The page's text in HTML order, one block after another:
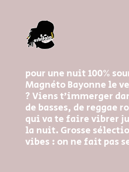
pour une nuit 100%
Magnéto Bayonne le
? Viens t’immerger
de basses, de reggae
qui va te faire vibrer
la nuit. Grosse
vibes : on ne fait pas